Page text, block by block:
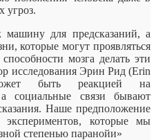
угроз.
машину для предсказаний, а
которые могут проявляться
мозга делать эти
исследования Эрин Рид (Erin
быть реакцией на
социальные связи бывают
Наше предположение
экспериментов, которые мы
степенью паранойи»